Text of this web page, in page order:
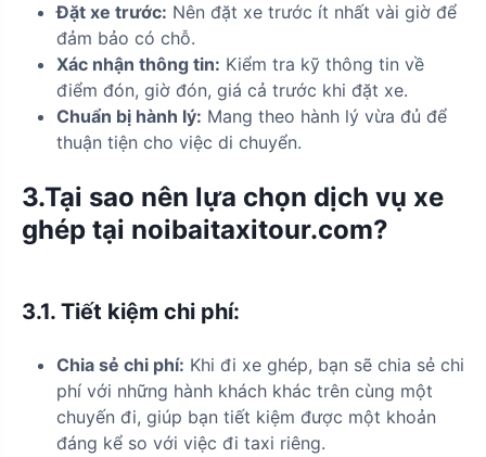
Đặt xe trước: Nên đặt xe trước ít nhất vài giờ để
đảm bảo có chỗ.
Xác nhận thông tin: Kiểm tra kỹ thông tin về
điểm đón, giờ đón, giá cả trước khi đặt xe.
Chuẩn bị hành lý: Mang theo hành lý vừa đủ để
thuận tiện cho việc di chuyển.
3.Tại sao nên lựa chọn dịch vụ xe
ghép tại noibaitaxitour.com?
3.1. Tiết kiệm chi phí:
Chia sẻ chi phí: Khi đi xe ghép, bạn sẽ chia sẻ chi
phí với những hành khách khác trên cùng một
chuyến đi, giúp bạn tiết kiệm được một khoản
đáng kể so với việc đi taxi riêng.